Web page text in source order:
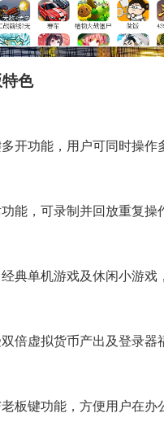
色
开功能，用户可同时操
能，可录制并回放重复
典单机游戏及休闲小游
倍虚拟货币产出及登录
板键功能，方便用户在